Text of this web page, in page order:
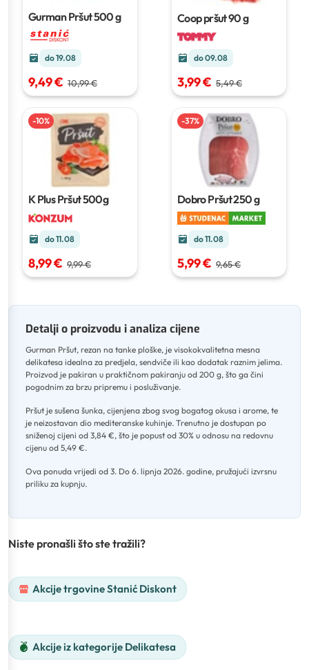
Gurman Pršut500 g
do 19.08
9,49 € 10,99 €
Coop pršut90 g
do 09.08
3,99 € 5,49 €
-10%
K Plus Pršut500g
do 11.08
8,99 € 9,99 €
-37%
Dobro Pršut250 g
do 11.08
5,99 € 9,65 €
Detalji o proizvodu i analiza cijene
Gurman Pršut, rezan na tanke ploške, je visokokvalitetna mesna
delikatesa idealna za predjela, sendviče ili kao dodatak raznim jelima.
Proizvod je pakiran u praktičnom pakiranju od 200 g, što ga čini
pogodnim za brzu pripremu i posluživanje.
Pršut je sušena šunka, cijenjena zbog svog bogatog okusa i arome, te
je neizostavan dio mediteranske kuhinje. Trenutno je dostupan po
sniženoj cijeni od 3,84 €, što je popust od 30% u odnosu na redovnu
cijenu od 5,49 €.
Ova ponuda vrijedi od 3. Do 6. lipnja 2026. godine, pružajući izvrsnu
priliku za kupnju.
Niste pronašli što ste tražili?
Akcije trgovine Stanić Diskont
Akcije iz kategorije Delikatesa